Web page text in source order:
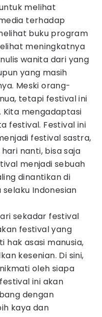
melihat
terhadap
buku program
meningkatnya
wanita dari yang
yang masih
Meski orang-
tetapi festival ini
Kita mengadaptasi
festival. Festival ini
festival sastra,
nanti, bisa saja
menjadi sebuah
dinantikan di
selaku Indonesian
sekadar festival
festival yang
hak asasi manusia,
kesenian. Di sini,
oleh siapa
ini akan
dengan
kaya dan